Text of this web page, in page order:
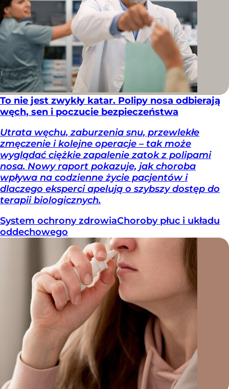
To nie jest zwykły katar. Polipy nosa odbierają
węch, sen i poczucie bezpieczeństwa
Utrata węchu, zaburzenia snu, przewlekłe
zmęczenie i kolejne operacje – tak może
wyglądać ciężkie zapalenie zatok z polipami
nosa. Nowy raport pokazuje, jak choroba
wpływa na codzienne życie pacjentów i
dlaczego eksperci apelują o szybszy dostęp do
terapii biologicznych.
System ochrony zdrowiaChoroby płuc i układu
oddechowego